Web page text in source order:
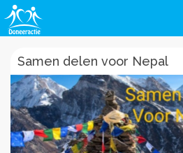
Samen delen voor Nepal